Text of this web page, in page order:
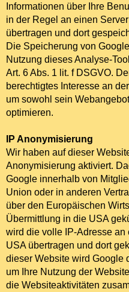
Informationen über Ihre
in der Regel an einen
übertragen und dort
Die Speicherung von
Nutzung dieses Analyse-
Art. 6 Abs. 1 lit. f DSGVO.
berechtigtes Interesse an
um sowohl sein
optimieren.
IP Anonymisierung
Wir haben auf dieser
Anonymisierung aktiviert.
Google innerhalb von
Union oder in anderen
über den Europäischen
Übermittlung in die USA
wird die volle IP-Adresse
USA übertragen und dort
dieser Website wird Google
um Ihre Nutzung der
die Websiteaktivitäten